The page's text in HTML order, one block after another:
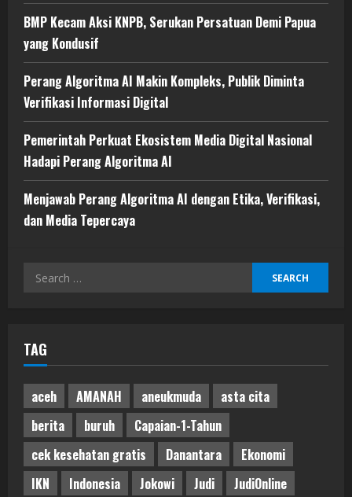
BMP Kecam Aksi KNPB, Serukan Persatuan Demi Papua
yang Kondusif
Perang Algoritma AI Makin Kompleks, Publik Diminta
Verifikasi Informasi Digital
Pemerintah Perkuat Ekosistem Media Digital Nasional
Hadapi Perang Algoritma AI
Menjawab Perang Algoritma AI dengan Etika, Verifikasi,
dan Media Tepercaya
Search
TAG
aceh AMANAH aneukmuda
asta cita
berita
buruh
Capaian-1-Tahun
cek kesehatan gratis
Danantara
Ekonomi
IKN
Indonesia Jokowi Judi
JudiOnline